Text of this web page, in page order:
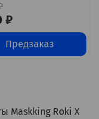
₽
Предзаказ
Maskking Roki X